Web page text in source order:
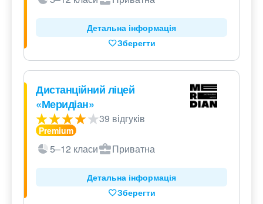
Детальна інформація
Зберегти
Дистанційний ліцей
«Меридіан»
39 відгуків
5–12 класи Приватна
Детальна інформація
Зберегти